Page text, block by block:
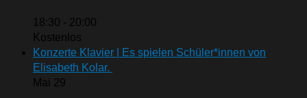
18:30 - 20:00
Kostenlos
Konzerte Klavier | Es spielen Schüler*innen von
Elisabeth Kolar.
Mai 29